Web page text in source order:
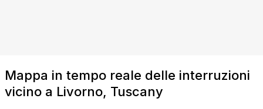
Mappa in tempo reale delle interruzioni
vicino a Livorno, Tuscany